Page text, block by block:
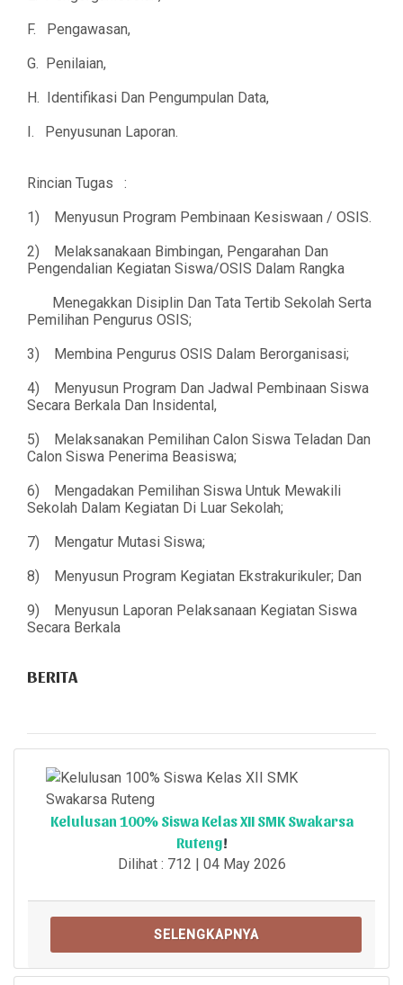
F. Pengawasan,
G. Penilaian,
H. Identifikasi Dan Pengumpulan Data,
I. Penyusunan Laporan.
Rincian Tugas :
1) Menyusun Program Pembinaan Kesiswaan / OSIS.
2) Melaksanakaan Bimbingan, Pengarahan Dan
Pengendalian Kegiatan Siswa/OSIS Dalam Rangka
Menegakkan Disiplin Dan Tata Tertib Sekolah Serta
Pemilihan Pengurus OSIS;
3) Membina Pengurus OSIS Dalam Berorganisasi;
4) Menyusun Program Dan Jadwal Pembinaan Siswa
Secara Berkala Dan Insidental,
5) Melaksanakan Pemilihan Calon Siswa Teladan Dan
Calon Siswa Penerima Beasiswa;
6) Mengadakan Pemilihan Siswa Untuk Mewakili
Sekolah Dalam Kegiatan Di Luar Sekolah;
7) Mengatur Mutasi Siswa;
8) Menyusun Program Kegiatan Ekstrakurikuler; Dan
9) Menyusun Laporan Pelaksanaan Kegiatan Siswa
Secara Berkala
BERITA
Kelulusan 100% Siswa Kelas XII SMK Swakarsa
Ruteng!
Dilihat : 712 | 04 May 2026
SELENGKAPNYA